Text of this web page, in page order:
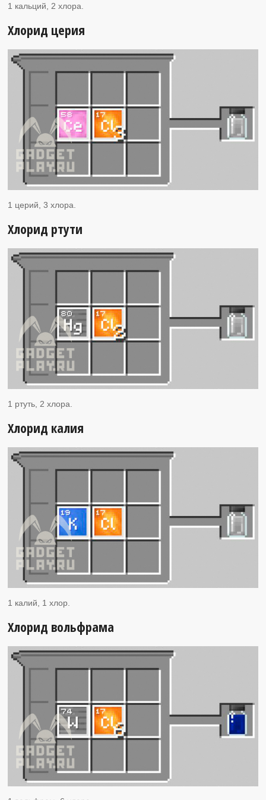
1 кальций, 2 хлора.
Хлорид церия
1 церий, 3 хлора.
Хлорид ртути
1 ртуть, 2 хлора.
Хлорид калия
1 калий, 1 хлор.
Хлорид вольфрама